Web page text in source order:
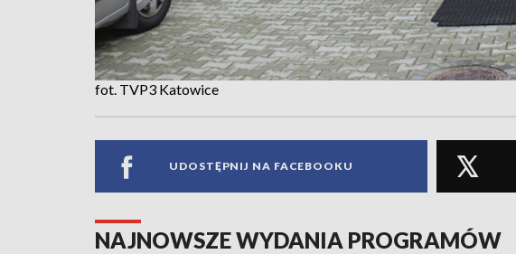
fot. TVP3 Katowice
UDOSTĘPNIJ NA FACEBOOKU
NAJNOWSZE WYDANIA PROGRAMÓW